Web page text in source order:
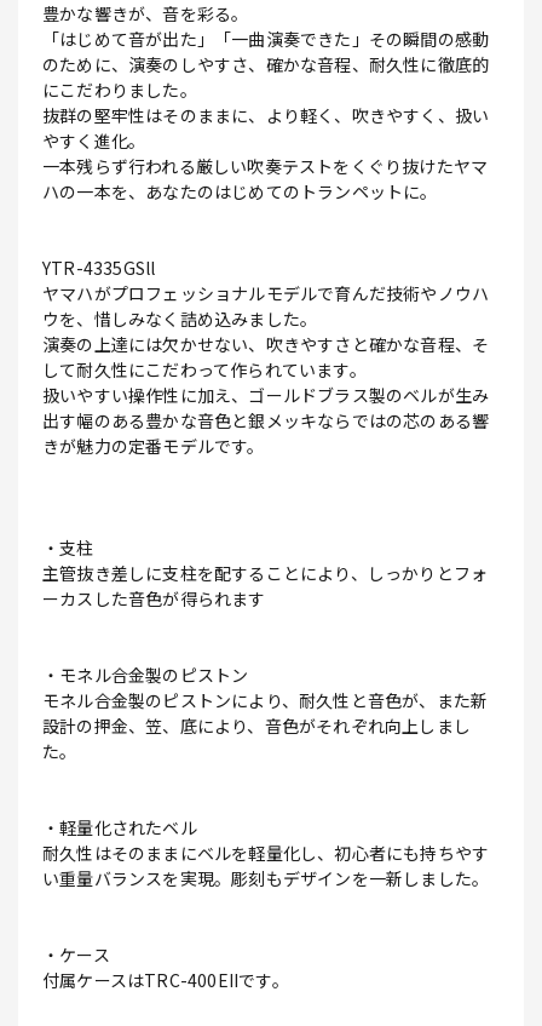
豊かな響きが、音を彩る。
「はじめて音が出た」「一曲演奏できた」その瞬間の感動
のために、演奏のしやすさ、確かな音程、耐久性に徹底的
にこだわりました。
抜群の堅牢性はそのままに、より軽く、吹きやすく、扱い
やすく進化。
一本残らず行われる厳しい吹奏テストをくぐり抜けたヤマ
ハの一本を、あなたのはじめてのトランペットに。
YTR-4335GSll
ヤマハがプロフェッショナルモデルで育んだ技術やノウハ
ウを、惜しみなく詰め込みました。
演奏の上達には欠かせない、吹きやすさと確かな音程、そ
して耐久性にこだわって作られています。
扱いやすい操作性に加え、ゴールドブラス製のベルが生み
出す幅のある豊かな音色と銀メッキならではの芯のある響
きが魅力の定番モデルです。
・支柱
主管抜き差しに支柱を配することにより、しっかりとフォ
ーカスした音色が得られます
・モネル合金製のピストン
モネル合金製のピストンにより、耐久性と音色が、また新
設計の押金、笠、底により、音色がそれぞれ向上しまし
た。
・軽量化されたベル
耐久性はそのままにベルを軽量化し、初心者にも持ちやす
い重量バランスを実現。彫刻もデザインを一新しました。
・ケース
付属ケースはTRC-400EIIです。